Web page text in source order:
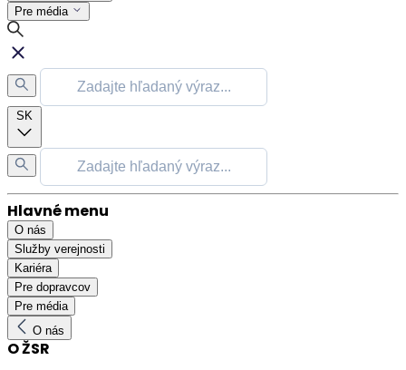
Pre média
SK
Hlavné menu
O nás
Služby verejnosti
Kariéra
Pre dopravcov
Pre média
O nás
O ŽSR